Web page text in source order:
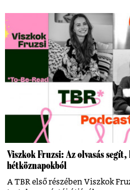
Viszkok Fruzsi: Az olvasás
hétköznapokból
A TBR első részében Viszkok